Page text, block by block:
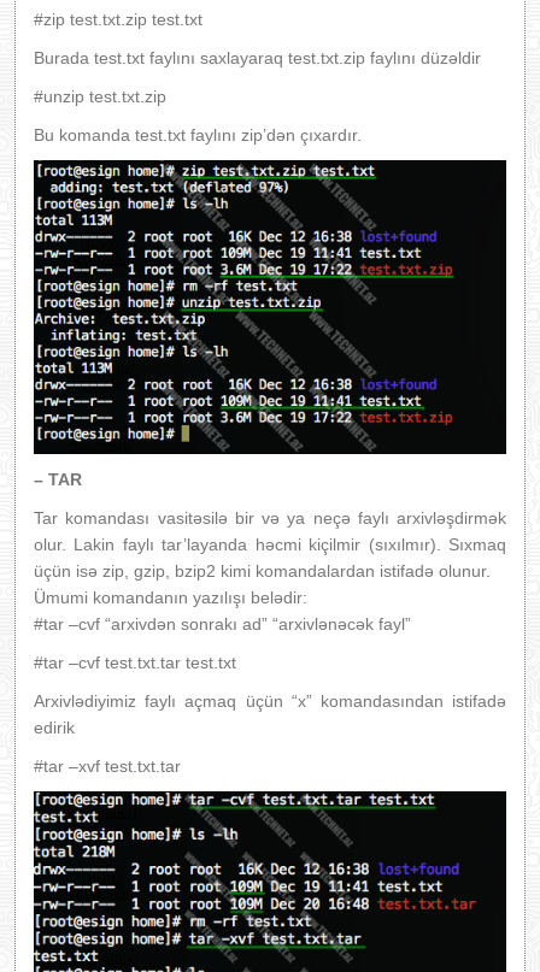
#zip test.txt.zip test.txt
Burada test.txt faylını saxlayaraq test.txt.zip faylını düzəldir
#unzip test.txt.zip
Bu komanda test.txt faylını zip’dən çıxardır.
– TAR
Tar komandası vasitəsilə bir və ya neçə faylı arxivləşdirmək
olur. Lakin faylı tar’layanda həcmi kiçilmir (sıxılmır). Sıxmaq
üçün isə zip, gzip, bzip2 kimi komandalardan istifadə olunur.
Ümumi komandanın yazılışı belədir:
#tar –cvf “arxivdən sonrakı ad” “arxivlənəcək fayl”
#tar –cvf test.txt.tar test.txt
Arxivlədiyimiz faylı açmaq üçün “x” komandasından istifadə
edirik
#tar –xvf test.txt.tar